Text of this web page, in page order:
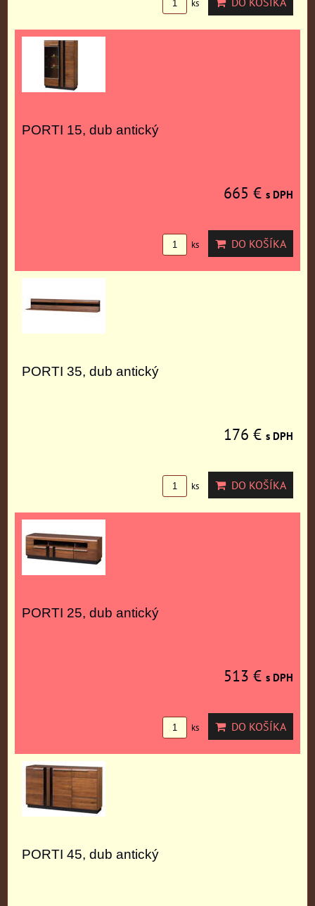
ks
PORTI 15, dub antický
665 € s DPH
ks DO KOŠÍKA
PORTI 35, dub antický
176 € s DPH
ks DO KOŠÍKA
PORTI 25, dub antický
513 € s DPH
ks DO KOŠÍKA
PORTI 45, dub antický